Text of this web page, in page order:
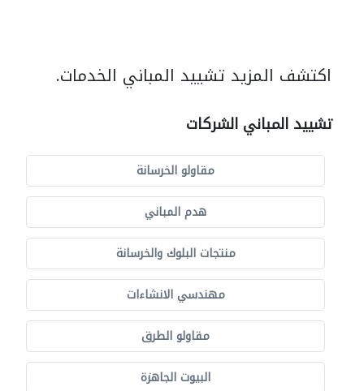
اكتشف المزيد تشييد المباني الخدمات.
تشييد المباني الشركات
مقاولو الخرسانة
هدم المباني
منتجات البلوك والخرسانة
مهندسي الانشاءات
مقاولو الطرق
البيوت الجاهزة